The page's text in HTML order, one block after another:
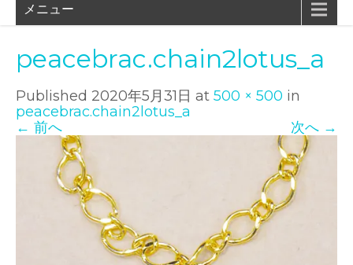
メニュー
peacebrac.chain2lotus_a
Published 2020年5月31日 at 500 × 500 in
peacebrac.chain2lotus_a
← 前へ 次へ →